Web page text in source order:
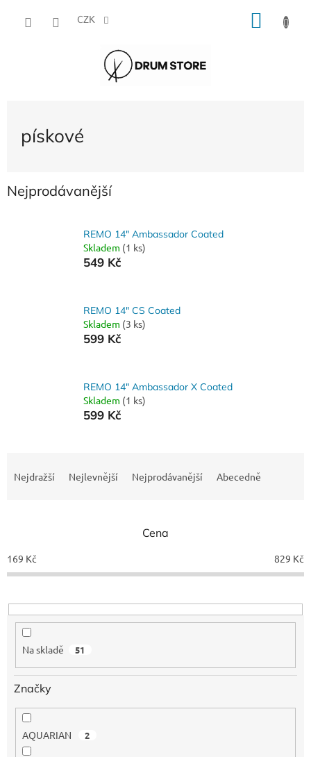
CZK
pískové
Nejprodávanější
REMO 14" Ambassador Coated
Skladem (1 ks)
549 Kč
REMO 14" CS Coated
Skladem (3 ks)
599 Kč
REMO 14" Ambassador X Coated
Skladem (1 ks)
599 Kč
p
r
o
u
Nejdražší Nejlevnější Nejprodávanější Abecedně
Cena
169 Kč 829 Kč
Na skladě 51
Značky
AQUARIAN 2